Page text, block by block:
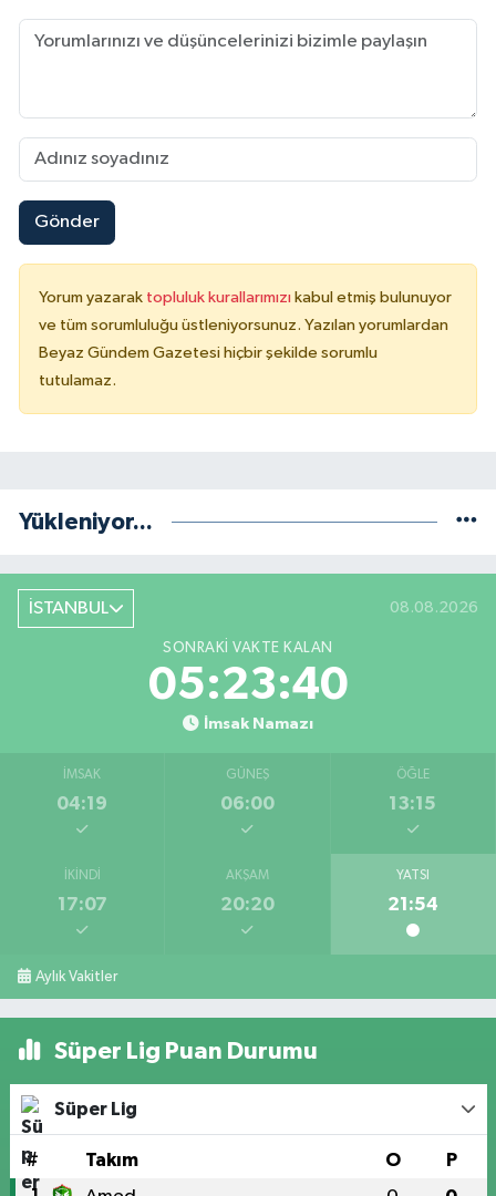
Gönder
Yorum yazarak topluluk kurallarımızı kabul etmiş bulunuyor
ve tüm sorumluluğu üstleniyorsunuz. Yazılan yorumlardan
Beyaz Gündem Gazetesi hiçbir şekilde sorumlu
tutulamaz.
Yükleniyor...
İSTANBUL 08.08.2026
SONRAKI VAKTE KALAN
05:23:39
İmsak Namazı
İMSAK
04:19
GÜNEŞ
06:00
ÖĞLE
13:15
İKINDI
17:07
AKŞAM
20:20
YATSI
21:54
Aylık Vakitler
Süper Lig Puan Durumu
Süper Lig
# Takım O P